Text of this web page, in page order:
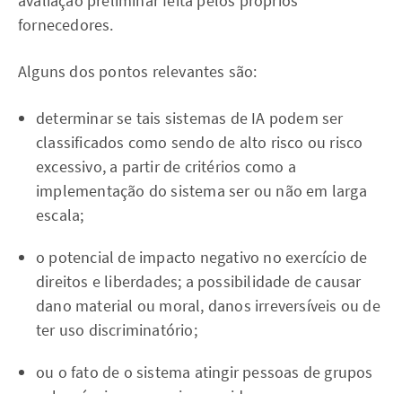
fornecedores.
Alguns dos pontos relevantes são:
determinar se tais sistemas de IA podem ser
classificados como sendo de alto risco ou risco
excessivo, a partir de critérios como a
implementação do sistema ser ou não em larga
escala;
o potencial de impacto negativo no exercício de
direitos e liberdades; a possibilidade de causar
dano material ou moral, danos irreversíveis ou de
ter uso discriminatório;
ou o fato de o sistema atingir pessoas de grupos